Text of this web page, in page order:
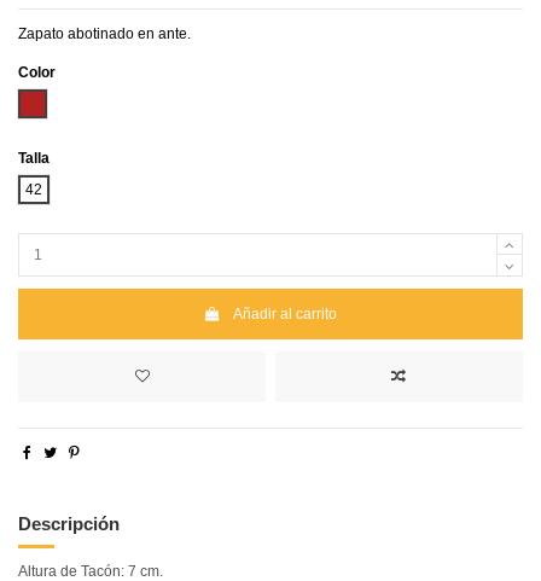
Zapato abotinado en ante.
Color
Talla
42
Añadir al carrito
Descripción
Altura de Tacón: 7 cm.